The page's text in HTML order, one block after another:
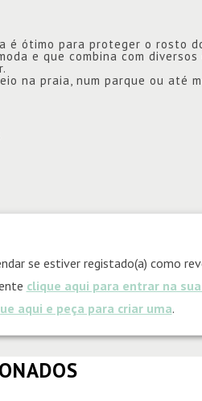
é ótimo para proteger o rosto
e que combina com
na praia, num parque ou até
se estiver registado(a) como
clique aqui para entrar na
aqui e peça para criar uma.